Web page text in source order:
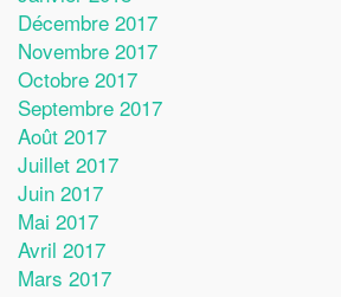
Décembre 2017
Novembre 2017
Octobre 2017
Septembre 2017
Août 2017
Juillet 2017
Juin 2017
Mai 2017
Avril 2017
Mars 2017